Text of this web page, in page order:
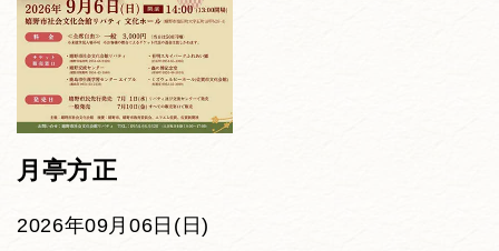
月亭方正
2026年09月06日(日)